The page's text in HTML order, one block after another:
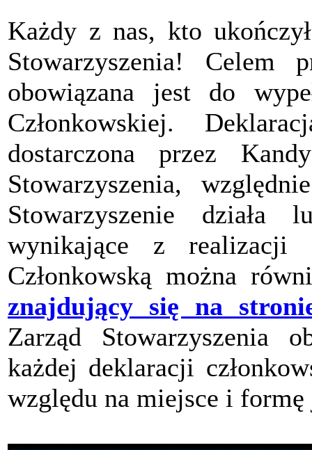
Każdy z nas, kto
Stowarzyszenia! Celem
obowiązana jest do
Członkowskiej.
dostarczona przez
Stowarzyszenia,
Stowarzyszenie działa
wynikające z realizacji
Członkowską można
znajdujący się na
Zarząd Stowarzyszenia
każdej deklaracji
względu na miejsce i